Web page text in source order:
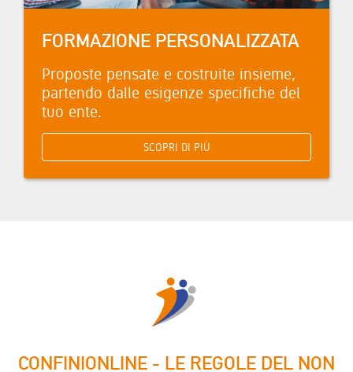
FORMAZIONE PERSONALIZZATA
Proposte pensate e costruite insieme,
partendo dalle esigenze specifiche del
tuo ente.
SCOPRI DI PIÙ
CONFINIONLINE - LE REGOLE DEL NON